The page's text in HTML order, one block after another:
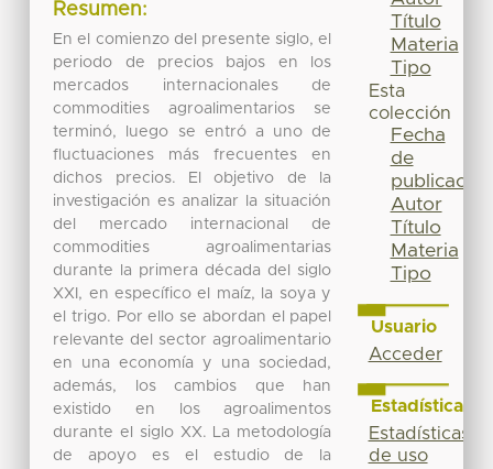
Resumen:
En el comienzo del presente siglo, el
periodo de precios bajos en los
mercados internacionales de
commodities agroalimentarios se
terminó, luego se entró a uno de
fluctuaciones más frecuentes en
dichos precios. El objetivo de la
investigación es analizar la situación
del mercado internacional de
commodities agroalimentarias
durante la primera década del siglo
XXI, en específico el maíz, la soya y
el trigo. Por ello se abordan el papel
relevante del sector agroalimentario
en una economía y una sociedad,
además, los cambios que han
existido en los agroalimentos
durante el siglo XX. La metodología
de apoyo es el estudio de la
Título
Materia
Tipo
Esta
colección
Fecha
de
publicación
Autor
Título
Materia
Tipo
Usuario
Acceder
Estadísticas
Estadísticas
de uso